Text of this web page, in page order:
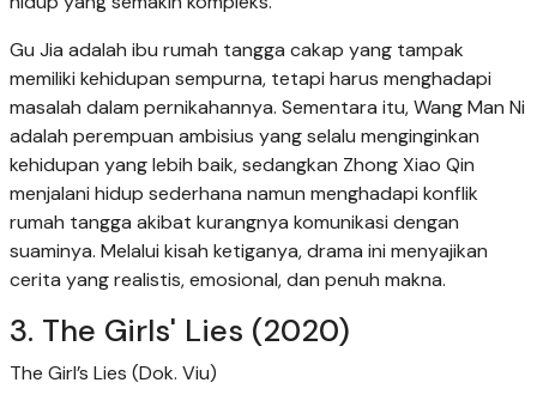
Gu Jia adalah ibu rumah tangga cakap yang tampak
memiliki kehidupan sempurna, tetapi harus menghadapi
masalah dalam pernikahannya. Sementara itu, Wang Man Ni
adalah perempuan ambisius yang selalu menginginkan
kehidupan yang lebih baik, sedangkan Zhong Xiao Qin
menjalani hidup sederhana namun menghadapi konflik
rumah tangga akibat kurangnya komunikasi dengan
suaminya. Melalui kisah ketiganya, drama ini menyajikan
cerita yang realistis, emosional, dan penuh makna.
3. The Girls' Lies (2020)
The Girl’s Lies (Dok. Viu)